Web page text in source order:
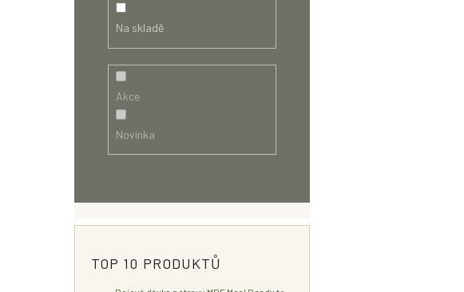
Na skladě
Akce
Novinka
TOP 10 PRODUKTŮ